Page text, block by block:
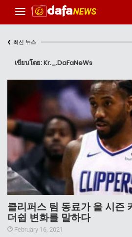
‹ 최신 뉴스
เขียนโดย: Kr._.DaFaNeWs
클리퍼스 팀 동료가 올 시즌
더쉽 변화를 말하다
February 16, 2021